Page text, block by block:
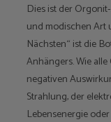
Dies ist der
und modischen Art
Nächsten“ ist die
Anhängers. Wie
negativen
Strahlung, der
Lebensenergie